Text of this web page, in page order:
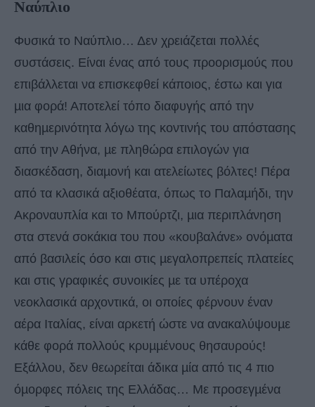
Nαύπλιο
Φυσικά το Ναύπλιο… Δεν χρειάζεται πολλές
συστάσεις. Είναι ένας από τους προορισµούς που
επιβάλλεται να επισκεφθεί κάποιος, έστω και για
µια φορά! Αποτελεί τόπο διαφυγής από την
καθηµερινότητα λόγω της κοντινής του απόστασης
από την Αθήνα, µε πληθώρα επιλογών για
διασκέδαση, διαµονή και ατελείωτες βόλτες! Πέρα
από τα κλασικά αξιοθέατα, όπως το Παλαµήδι, την
Ακροναυπλία και το Μπούρτζι, µια περιπλάνηση
στα στενά σοκάκια του που «κουβαλάνε» ονόµατα
από βασιλείς όσο και στις µεγαλοπρεπείς πλατείες
και στις γραφικές συνοικίες µε τα υπέροχα
νεοκλασικά αρχοντικά, οι οποίες φέρνουν έναν
αέρα Ιταλίας, είναι αρκετή ώστε να ανακαλύψουµε
κάθε φορά πολλούς κρυµµένους θησαυρούς!
Εξάλλου, δεν θεωρείται άδικα µία από τις 4 πιο
όµορφες πόλεις της Ελλάδας… Με προσεγµένα